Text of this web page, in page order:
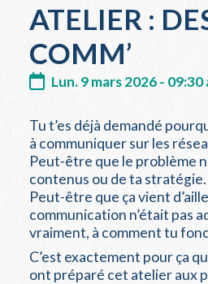
ATELIER :
COMM’
Lun. 9 mars 2026 - 09:30
Tu t’es déjà demandé
à communiquer sur les
Peut-être que le problème
contenus ou de ta stratégie.
Peut-être que ça vient
communication n’était pas
vraiment, à comment tu
C’est exactement pour ça
ont préparé cet atelier aux